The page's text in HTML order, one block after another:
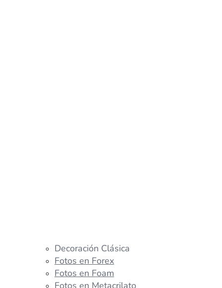
Decoración Clásica
Fotos en Forex
Fotos en Foam
Fotos en Metacrilato